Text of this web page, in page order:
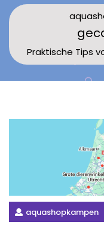
Praktische Tips
aquashopkampen